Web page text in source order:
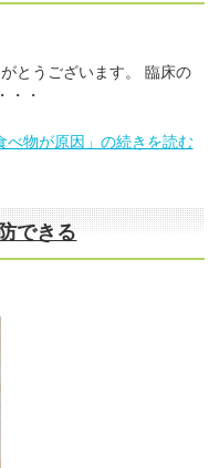
とうございます。 臨床の
・・
べ物が原因」の続きを読む
できる